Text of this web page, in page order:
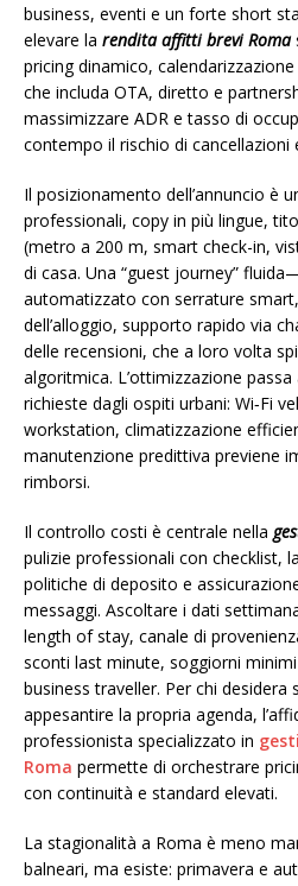
business, eventi e un forte short
elevare la rendita affitti brevi Roma
pricing dinamico,
che includa OTA, diretto e
massimizzare ADR e tasso di
contempo il rischio di cancellazioni
Il posizionamento dell’annuncio è
professionali, copy in più lingue,
(metro a 200 m, smart check-in,
di casa. Una “guest journey”
automatizzato con serrature
dell’alloggio, supporto rapido via
delle recensioni, che a loro volta
algoritmica. L’ottimizzazione
richieste dagli ospiti urbani: Wi‑Fi
workstation, climatizzazione
manutenzione predittiva previene
rimborsi.
Il controllo costi è centrale nella
pulizie professionali con checklist,
politiche di deposito e
messaggi. Ascoltare i dati
length of stay, canale di
sconti last minute, soggiorni
business traveller. Per chi desidera
appesantire la propria agenda,
professionista specializzato in
Roma permette di orchestrare
con continuità e standard elevati.
La stagionalità a Roma è meno
balneari, ma esiste: primavera e